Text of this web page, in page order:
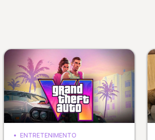
ENTRETENIMENTO